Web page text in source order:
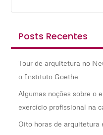
Posts Recentes
Tour de arquitetura no
o Instituto Goethe
Algumas noções sobre o
exercício profissional na
Oito horas de arquitetura